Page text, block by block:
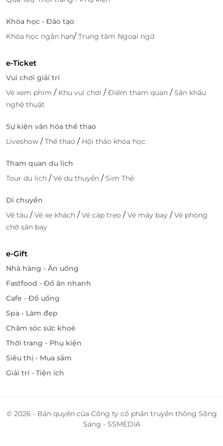
Khóa học - Đào tạo
Khóa học ngắn hạn/Trung tâm Ngoại ngữ
e-Ticket
Vui chơi giải trí
Vé xem phim / Khu vui chơi /Điểm tham quan /Sân khấu
nghệ thuật
Sự kiện văn hóa thể thao
Liveshow /Thể thao / Hội thảo khóa học
Tham quan du lịch
Tour du lịch /Vé du thuyền /Sim Thẻ
Di chuyển
Vé tàu /Vé xe khách /Vé cáp treo /Vé máy bay /Vé phòng
chờ sân bay
e-Gift
Nhà hàng - Ăn uống
Fastfood - Đồ ăn nhanh
Cafe - Đồ uống
Spa - Làm đẹp
Chăm sóc sức khoẻ
Thời trang - Phụ kiện
Siêu thị - Mua sắm
Giải trí - Tiện ích
© 2026 - Bản quyền của Công ty cổ phần truyền thông Sông
Sáng - SSMEDIA